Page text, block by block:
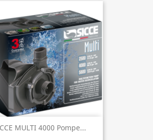
MULTI 4000 Pompe...